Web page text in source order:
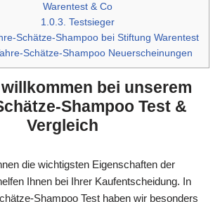
Warentest & Co
1.0.3. Testsieger
Schätze-Shampoo bei Stiftung Warentest
Schätze-Shampoo Neuerscheinungen
bei unserem
Shampoo Test &
Vergleich
die wichtigsten Eigenschaften der
Ihnen bei Ihrer Kaufentscheidung. In
Shampoo Test haben wir besonders